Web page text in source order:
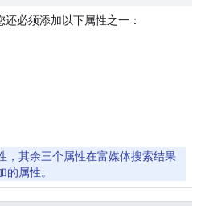
还必须添加以下属性之一：
，其余三个属性在富媒体搜索结果
属性。